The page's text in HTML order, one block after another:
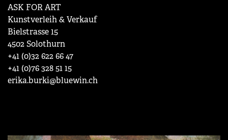
ASK FOR ART
Kunstverleih & Verkauf
Bielstrasse 15
4502 Solothurn
+41 (0)32 622 66 47
+41 (0)76 328 51 15
erika.burki@bluewin.ch